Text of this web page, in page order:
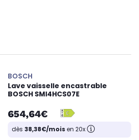
BOSCH
Lave vaisselle encastrable
BOSCH SMI4HCS07E
654,64€
dès 38,38€/moisen 20x